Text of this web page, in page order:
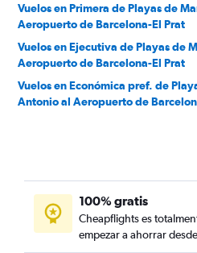
Vuelos en Primera de Playas de
Aeropuerto de Barcelona-El Prat
Vuelos en Ejecutiva de Playas de
Aeropuerto de Barcelona-El Prat
Vuelos en Económica pref. de
Antonio al Aeropuerto de
100% gratis
Cheapflights es
empezar a ahorrar